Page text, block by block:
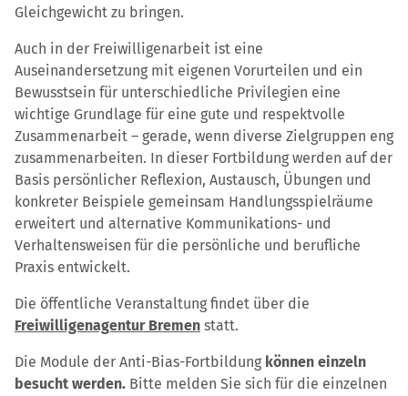
Gleichgewicht zu bringen.
Auch in der Freiwilligenarbeit ist eine
Auseinandersetzung mit eigenen Vorurteilen und ein
Bewusstsein für unterschiedliche Privilegien eine
wichtige Grundlage für eine gute und respektvolle
Zusammenarbeit – gerade, wenn diverse Zielgruppen eng
zusammenarbeiten. In dieser Fortbildung werden auf der
Basis persönlicher Reflexion, Austausch, Übungen und
konkreter Beispiele gemeinsam Handlungsspielräume
erweitert und alternative Kommunikations- und
Verhaltensweisen für die persönliche und berufliche
Praxis entwickelt.
Die öffentliche Veranstaltung findet über die
Freiwilligenagentur Bremen statt.
Die Module der Anti-Bias-Fortbildung können einzeln
besucht werden. Bitte melden Sie sich für die einzelnen